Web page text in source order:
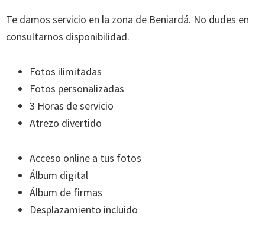
Te damos servicio en la zona de Beniardá. No dudes en
consultarnos disponibilidad.
Fotos ilimitadas
Fotos personalizadas
3 Horas de servicio
Atrezo divertido
Acceso online a tus fotos
Álbum digital
Álbum de firmas
Desplazamiento incluido